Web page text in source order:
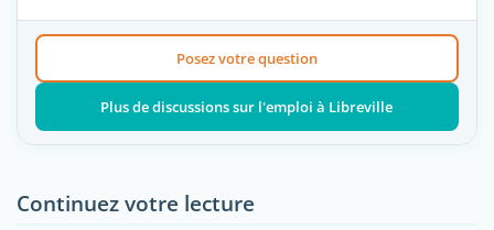
Posez votre question
Plus de discussions sur l'emploi à Libreville
Continuez votre lecture